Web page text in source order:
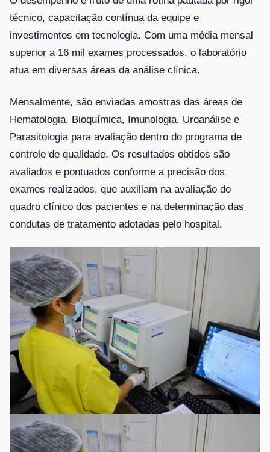
técnico, capacitação contínua da equipe e
investimentos em tecnologia. Com uma média mensal
superior a 16 mil exames processados, o laboratório
atua em diversas áreas da análise clínica.
Mensalmente, são enviadas amostras das áreas de
Hematologia, Bioquímica, Imunologia, Uroanálise e
Parasitologia para avaliação dentro do programa de
controle de qualidade. Os resultados obtidos são
avaliados e pontuados conforme a precisão dos
exames realizados, que auxiliam na avaliação do
quadro clínico dos pacientes e na determinação das
condutas de tratamento adotadas pelo hospital.